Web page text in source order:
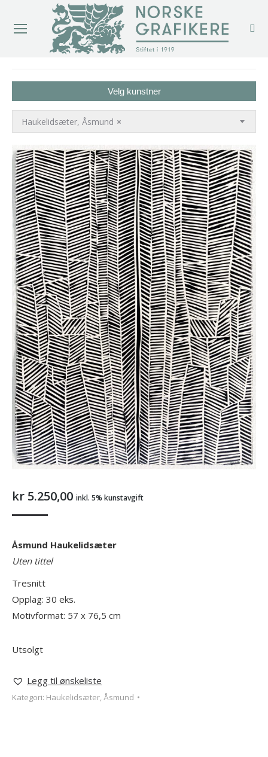
Velg kunstner
×
Haukelidsæter, Åsmund
kr 5.250,00 inkl. 5% kunstavgift
Åsmund Haukelidsæter
Uten tittel
Tresnitt
Opplag: 30 eks.
Motivformat: 57 x 76,5 cm
Utsolgt
Legg til ønskeliste
Kategori: Haukelidsæter, Åsmund